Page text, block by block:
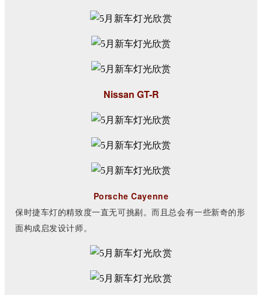
Nissan GT-R
Porsche Cayenne
保时捷车灯的精致度一直无可挑剔。而且总会有一些新奇的形
面构成启发设计师。